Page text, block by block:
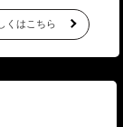
くはこちら